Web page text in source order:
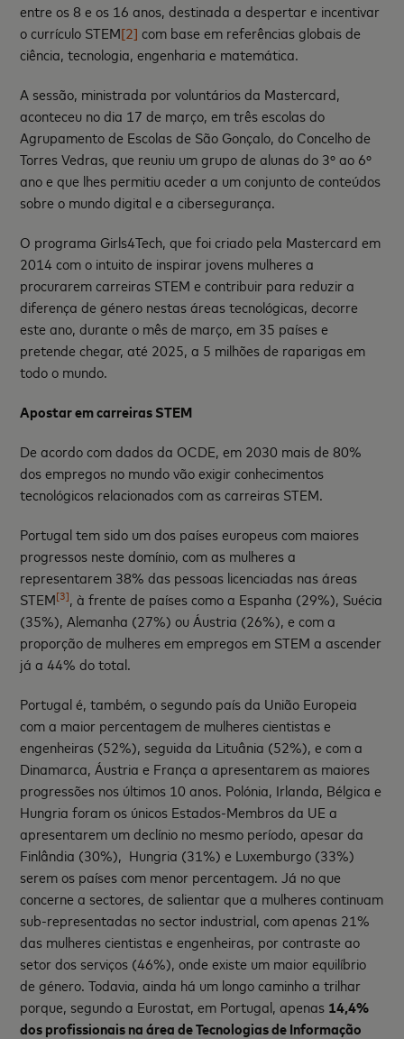
entre os 8 e os 16 anos, destinada a despertar e incentivar
o currículo STEM[2] com base em referências globais de
ciência, tecnologia, engenharia e matemática.
A sessão, ministrada por voluntários da Mastercard,
aconteceu no dia 17 de março, em três escolas do
Agrupamento de Escolas de São Gonçalo, do Concelho de
Torres Vedras, que reuniu um grupo de alunas do 3º ao 6º
ano e que lhes permitiu aceder a um conjunto de conteúdos
sobre o mundo digital e a cibersegurança.
O programa Girls4Tech, que foi criado pela Mastercard em
2014 com o intuito de inspirar jovens mulheres a
procurarem carreiras STEM e contribuir para reduzir a
diferença de género nestas áreas tecnológicas, decorre
este ano, durante o mês de março, em 35 países e
pretende chegar, até 2025, a 5 milhões de raparigas em
todo o mundo.
Apostar em carreiras STEM
De acordo com dados da OCDE, em 2030 mais de 80%
dos empregos no mundo vão exigir conhecimentos
tecnológicos relacionados com as carreiras STEM.
Portugal tem sido um dos países europeus com maiores
progressos neste domínio, com as mulheres a
representarem 38% das pessoas licenciadas nas áreas
STEM[3], à frente de países como a Espanha (29%), Suécia
(35%), Alemanha (27%) ou Áustria (26%), e com a
proporção de mulheres em empregos em STEM a ascender
já a 44% do total.
Portugal é, também, o segundo país da União Europeia
com a maior percentagem de mulheres cientistas e
engenheiras (52%), seguida da Lituânia (52%), e com a
Dinamarca, Áustria e França a apresentarem as maiores
progressões nos últimos 10 anos. Polónia, Irlanda, Bélgica e
Hungria foram os únicos Estados-Membros da UE a
apresentarem um declínio no mesmo período, apesar da
Finlândia (30%), Hungria (31%) e Luxemburgo (33%)
serem os países com menor percentagem. Já no que
concerne a sectores, de salientar que a mulheres continuam
sub-representadas no sector industrial, com apenas 21%
das mulheres cientistas e engenheiras, por contraste ao
setor dos serviços (46%), onde existe um maior equilíbrio
de género. Todavia, ainda há um longo caminho a trilhar
porque, segundo a Eurostat, em Portugal, apenas 14,4%
dos profissionais na área de Tecnologias de Informação